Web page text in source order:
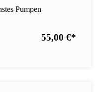
Pumpen
55,00 €*